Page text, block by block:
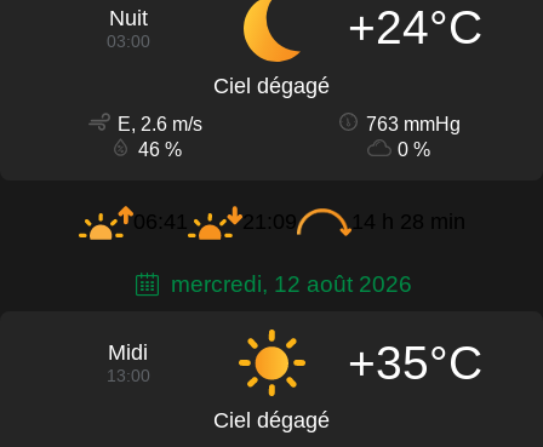
Nuit
03:00 +24°C
Ciel dégagé
E, 2.6 m/s
763 mmHg
46 %
0 %
06:41 21:09 14 h 28 min
mercredi, 12 août 2026
Midi
13:00 +35°C
Ciel dégagé